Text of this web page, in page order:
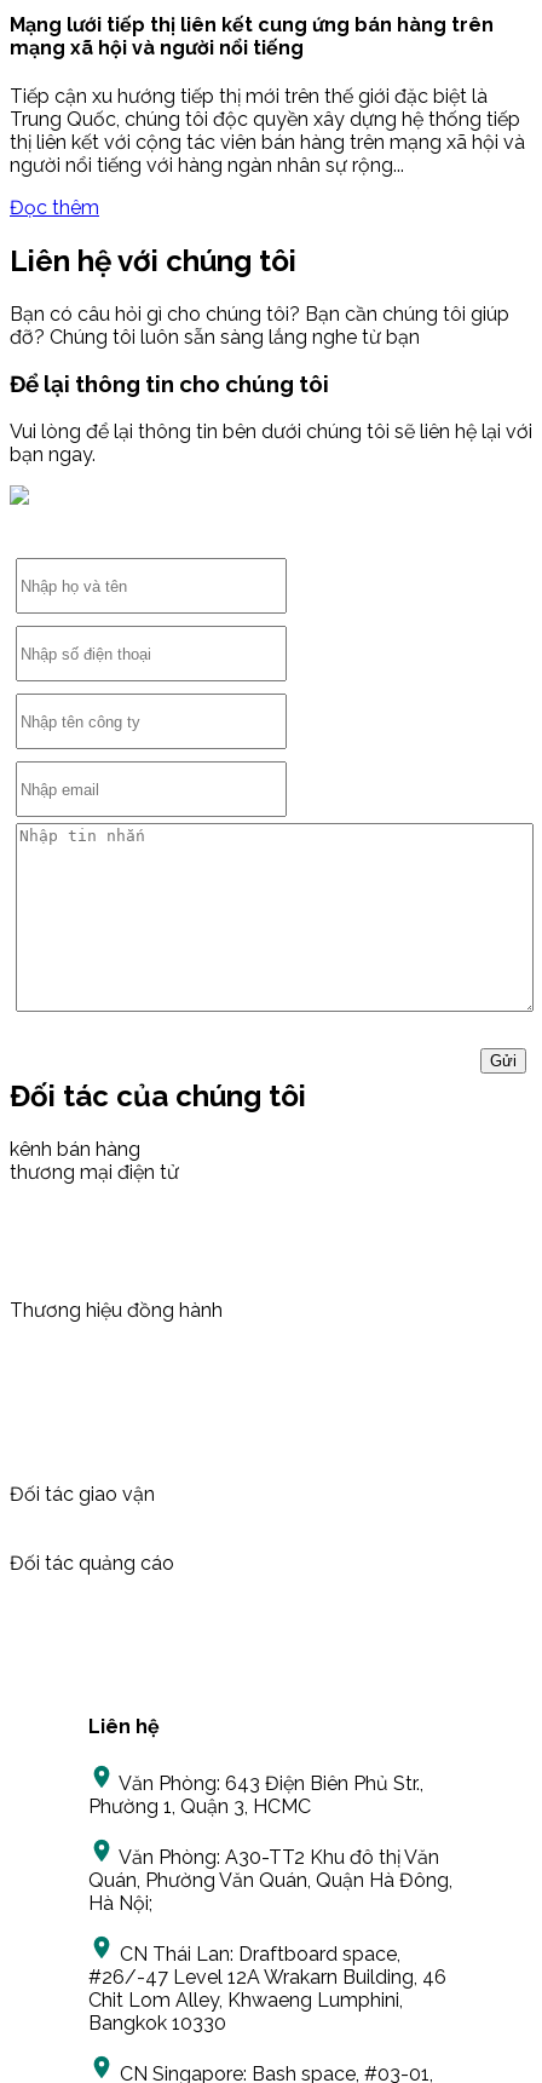
Mạng lưới tiếp thị liên kết cung ứng bán hàng trên
mạng xã hội và người nổi tiếng
Tiếp cận xu hướng tiếp thị mới trên thế giới đặc biệt là
Trung Quốc, chúng tôi độc quyền xây dựng hệ thống tiếp
thị liên kết với cộng tác viên bán hàng trên mạng xã hội và
người nổi tiếng với hàng ngàn nhân sự rộng...
Đọc thêm
Liên hệ với chúng tôi
Bạn có câu hỏi gì cho chúng tôi? Bạn cần chúng tôi giúp
đỡ? Chúng tôi luôn sẵn sàng lắng nghe từ bạn
Để lại thông tin cho chúng tôi
Vui lòng để lại thông tin bên dưới chúng tôi sẽ liên hệ lại với
bạn ngay.
Đối tác của chúng tôi
kênh bán hàng
thương mại điện tử
Thương hiệu đồng hành
Đối tác giao vận
Đối tác quảng cáo
Liên hệ
Văn Phòng: 643 Điện Biên Phủ Str.,
Phường 1, Quận 3, HCMC
Văn Phòng: A30-TT2 Khu đô thị Văn
Quán, Phường Văn Quán, Quận Hà Đông,
Hà Nội;
CN Thái Lan: Draftboard space,
#26/-47 Level 12A Wrakarn Building, 46
Chit Lom Alley, Khwaeng Lumphini,
Bangkok 10330
CN Singapore: Bash space, #03-01,